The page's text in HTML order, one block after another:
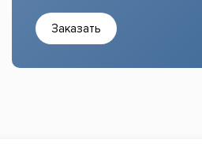
Заказать